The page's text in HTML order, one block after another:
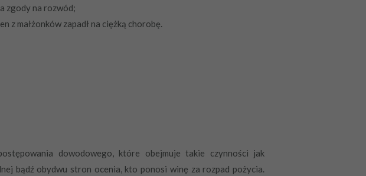
zgody na rozwód;
z małżonków zapadł na ciężką chorobę.
dowodowego, które obejmuje takie czynności jak
bądź obydwu stron ocenia, kto ponosi winę za rozpad pożycia.